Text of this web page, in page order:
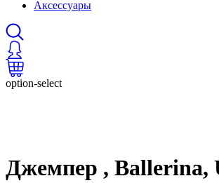
Аксессуары
option-select
Джемпер , Ballerina,